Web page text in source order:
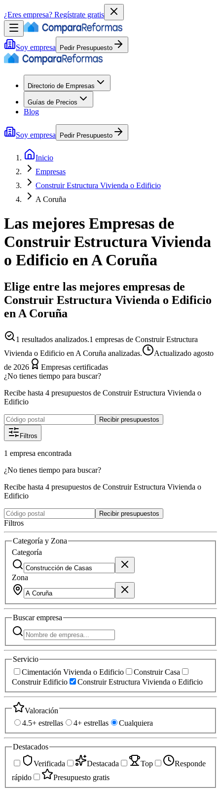
¿Eres empresa? Regístrate gratis
Soy empresa Pedir Presupuesto
Directorio de Empresas
Guías de Precios
Blog
Soy empresa Pedir Presupuesto
Inicio
Empresas
Construir Estructura Vivienda o Edificio
A Coruña
Las mejores Empresas de
Construir Estructura Vivienda
o Edificio enA Coruña
Elige entre las mejores empresas de
Construir Estructura Vivienda o Edificio
en A Coruña
1 resultados analizados.1 empresas de Construir Estructura
Vivienda o Edificio en A Coruña analizadas.
Actualizado agosto
de 2026
Empresas certificadas
¿No tienes tiempo para buscar?
Recibe hasta 4 presupuestos de Construir Estructura Vivienda o
Edificio
Recibir presupuestos
Filtros
1 empresa encontrada
¿No tienes tiempo para buscar?
Recibe hasta 4 presupuestos de Construir Estructura Vivienda o
Edificio
Recibir presupuestos
Filtros
Categoría y Zona
Categoría
Zona
Buscarempresa
Servicio
Cimentación Vivienda o Edificio
Construir Casa
Construir Edificio
Construir Estructura Vivienda o Edificio
Valoración
4.5+ estrellas
4+ estrellas Cualquiera
Destacados
Verificada
Destacada Top
Responde
rápido
Presupuesto gratis